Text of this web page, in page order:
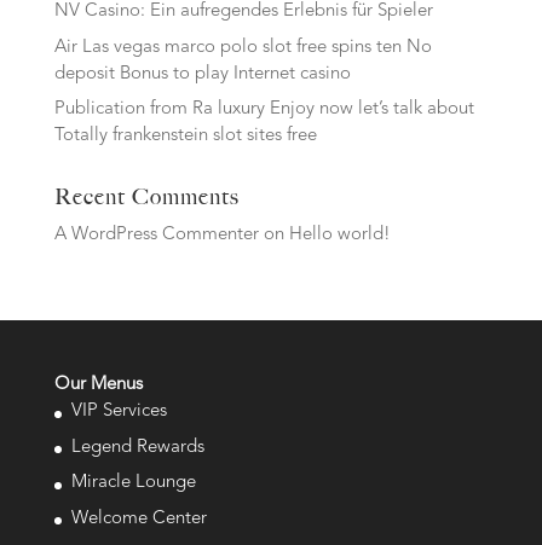
NV Casino: Ein aufregendes Erlebnis für Spieler
Air Las vegas marco polo slot free spins ten No
deposit Bonus to play Internet casino
Publication from Ra luxury Enjoy now let’s talk about
Totally frankenstein slot sites free
Recent Comments
A WordPress Commenteron Hello world!
Our Menus
VIP Services
Legend Rewards
Miracle Lounge
Welcome Center